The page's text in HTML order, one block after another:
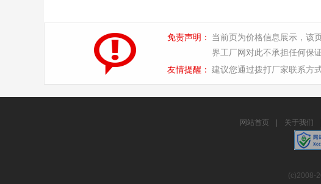
免责声明：
当前页为价格信息展示，该
界工厂网对此不承担任何保证
友情提醒： 建议您通过拨打厂家联系方
网站首页 关于我们
(c)2008-